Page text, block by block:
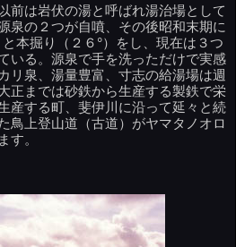
前は岩伏の湯と呼ばれ湯治場として
泉の２つが自噴、その後昭和末期に
本掘り（２６°）をし、現在は３つ
いる。源泉で手を洗っただけで実感
リ泉、湯量豊富、寸志の給湯場は週
正までは砂鉄から生産する製鉄で栄
産する町、斐伊川に沿って延々と続
鳥上登山道（古道）がヤマタノオロ
。